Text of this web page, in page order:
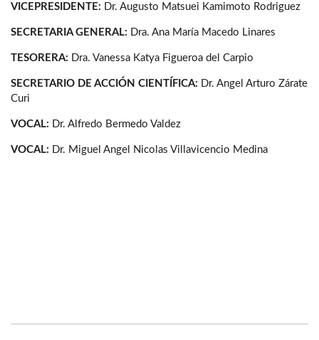
VICEPRESIDENTE: Dr. Augusto Matsuei Kamimoto Rodriguez
SECRETARIA GENERAL: Dra. Ana María Macedo Linares
TESORERA: Dra. Vanessa Katya Figueroa del Carpio
SECRETARIO DE ACCIÓN CIENTÍFICA: Dr. Angel Arturo Zárate
Curi
VOCAL: Dr. Alfredo Bermedo Valdez
VOCAL: Dr. Miguel Angel Nicolas Villavicencio Medina